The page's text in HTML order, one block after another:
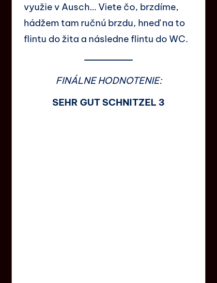
využie v Ausch… Viete čo, brzdíme,
hádžem tam ručnú brzdu, hneď na to
flintu do žita a následne flintu do WC.
FINÁLNE HODNOTENIE:
SEHR GUT SCHNITZEL 3